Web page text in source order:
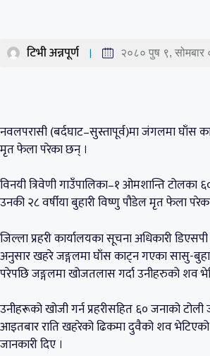
टिभी अन्नपूर्ण २०८० पुष ९, सोमबार
नवलपरासी (बर्दघाट–सुस्तापूर्व)मा जंगलमा घाँस
मृत फेला परेका छन् ।
विनयी त्रिवेणी गाउँपालिका–१ ओमशान्ति टोलका
उनकी २८ वर्षीया बुहारी विष्णु पौडेल मृत फेला
जिल्ला प्रहरी कार्यालयका सूचना अधिकारी
अनुसार खहरे जङ्गलमा घाँस काट्न गएका सासु-
परेपछि जङ्गलमा खोजतलास गर्दा उनीहरुको शव
उनीहरूको खोजी गर्न प्रहरीसहित ६० जनाको
आइतबार राति खहरेको ढिकमा दुवैको शव
जानकारी दिए ।